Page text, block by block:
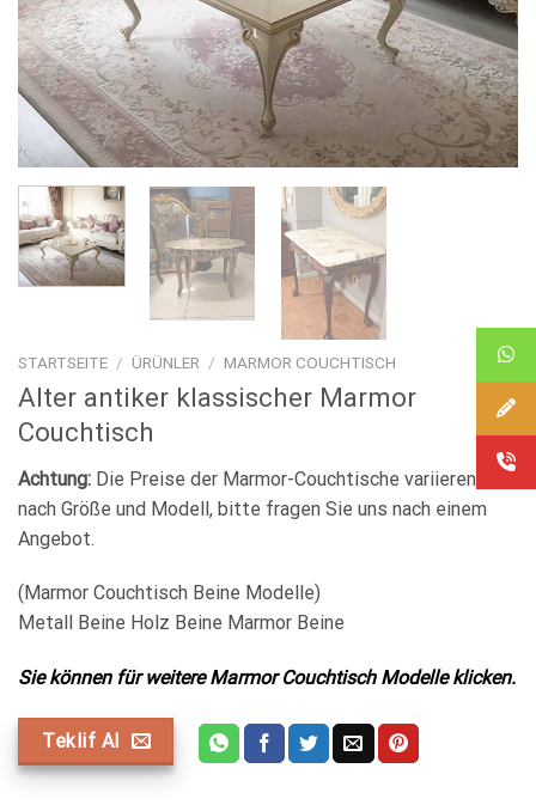
STARTSEITE / ÜRÜNLER / MARMOR COUCHTISCH
Alter antiker klassischer Marmor
Couchtisch
Achtung: Die Preise der Marmor-Couchtische variieren je
nach Größe und Modell, bitte fragen Sie uns nach einem
Angebot.
(Marmor Couchtisch Beine Modelle)
Metall Beine Holz Beine Marmor Beine
Sie können für weitere Marmor Couchtisch Modelle klicken.
Teklif Al